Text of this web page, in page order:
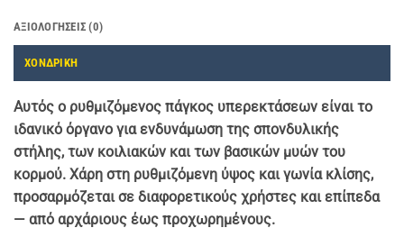
ΑΞΙΟΛΟΓΉΣΕΙΣ (0)
ΧΟΝΔΡΙΚΗ
Αυτός ο ρυθμιζόμενος πάγκος υπερεκτάσεων είναι το
ιδανικό όργανο για ενδυνάμωση της σπονδυλικής
στήλης, των κοιλιακών και των βασικών μυών του
κορμού. Χάρη στη ρυθμιζόμενη ύψος και γωνία κλίσης,
προσαρμόζεται σε διαφορετικούς χρήστες και επίπεδα
— από αρχάριους έως προχωρημένους.